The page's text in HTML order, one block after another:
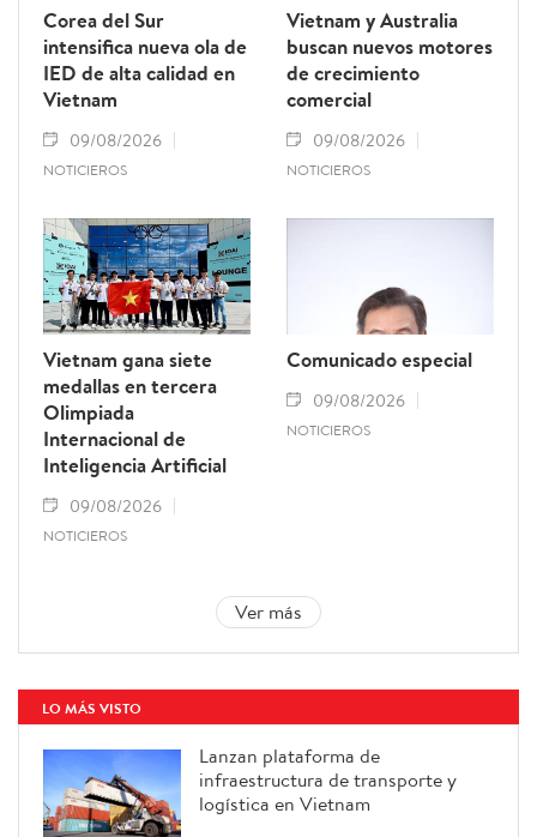
Corea del Sur
intensifica nueva ola de
IED de alta calidad en
Vietnam
09/08/2026
NOTICIEROS
Vietnam y Australia
buscan nuevos motores
de crecimiento
comercial
09/08/2026
NOTICIEROS
Vietnam gana siete
medallas en tercera
Olimpiada
Internacional de
Inteligencia Artificial
09/08/2026
NOTICIEROS
Comunicado especial
09/08/2026
NOTICIEROS
Ver más
LO MÁS VISTO
Lanzan plataforma de
infraestructura de transporte y
logística en Vietnam